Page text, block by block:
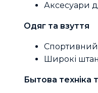
Аксесуари
Одяг та взуття
Спортивний
Широкі
Бытова техніка